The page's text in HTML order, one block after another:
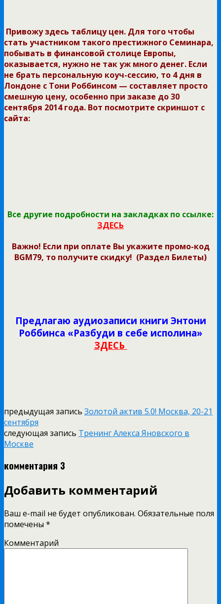
Привожу здесь таблицу цен. Для того чтобы
стать участником такого престижного Семинара,
побывать в финансовой столице Европы,
оказывается, нужно не так уж много денег. Если
не брать персональную коуч-сессию, то 4 дня в
Лондоне с Тони Роббинсом — составляет просто
смешную цену, особенно при заказе до 30
сентября 2014 года. Вот посмотрите скриншот с
сайта:
Все другие подробности на закладках по ссылке:
ЗДЕСЬ
Важно! Если при оплате Вы укажите промо-код
BGM79, то получите скидку! (Раздел Билеты)
Предлагаю аудиозаписи книги Энтони
Роббинса «Разбуди в себе исполина»
ЗДЕСЬ
предыдущая запись Золотой актив 5.0! Москва, 20-21
сентября
следующая запись Тренинг Алекса Яновского в
Москве
комментария 3
Добавить комментарий
Ваш e-mail не будет опубликован. Обязательные поля
помечены *
Комментарий